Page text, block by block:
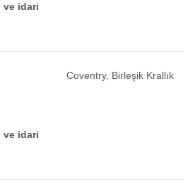
ve idari
Coventry, Birleşik Krallık
ve idari